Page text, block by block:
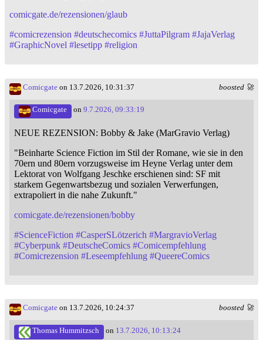
comicgate.de/rezensionen/glaub
#comicrezension #deutschecomics #JuttaPilgram #JajaVerlag
#GraphicNovel #lesetipp #religion
boosted 🚀
Comicgate on 13.7.2026, 10:31:37
Comicgate on 9.7.2026, 09:33:19
NEUE REZENSION: Bobby & Jake (MarGravio Verlag)
"Beinharte Science Fiction im Stil der Romane, wie sie in den
70ern und 80ern vorzugsweise im Heyne Verlag unter dem
Lektorat von Wolfgang Jeschke erschienen sind: SF mit
starkem Gegenwartsbezug und sozialen Verwerfungen,
extrapoliert in die nahe Zukunft."
comicgate.de/rezensionen/bobby
#ScienceFiction #CasperSLötzerich #MargravioVerlag
#Cyberpunk #DeutscheComics #Comicempfehlung
#Comicrezension #Leseempfehlung #QueereComics
boosted 🚀
Comicgate on 13.7.2026, 10:24:37
Thomas Hummitzsch on 13.7.2026, 10:13:24